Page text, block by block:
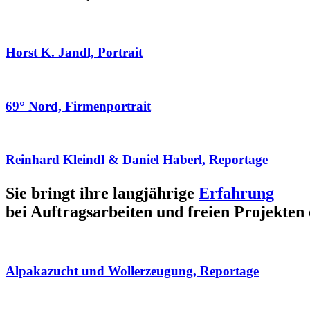
Horst K. Jandl, Portrait
69° Nord, Firmenportrait
Reinhard Kleindl & Daniel Haberl, Reportage
Sie bringt ihre langjährige Erfahrung
bei Auftragsarbeiten und freien Projekten
Alpakazucht und Wollerzeugung, Reportage